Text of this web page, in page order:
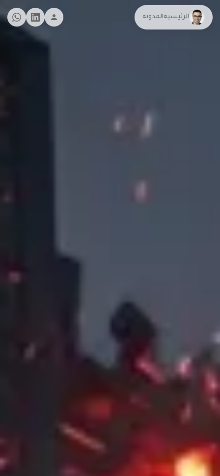
الرئيسيةالمدونة